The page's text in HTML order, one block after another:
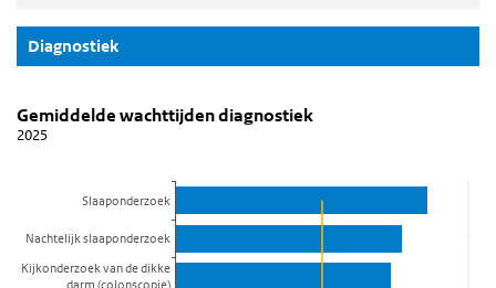
Diagnostiek(Actieve knop)
Gemiddelde wachttijden diagnostiek
Sla de grafiek 'Gemiddelde wachttijden diagnostiek' over en ga
Gemiddelde wachttijden diagnostiek
Combinatie grafiek met 2 reeksen.
Bekijk als data tabel.
De grafiek heeft 1 X-as die categories weergeeft.
De grafiek heeft 1 Y-as die Weken weergeeft.
Gemiddelde wachttijden diagnostiek
2025
Slaaponderzoek
Nachtelijk slaaponderzoek
Kijkonderzoek van de dikke